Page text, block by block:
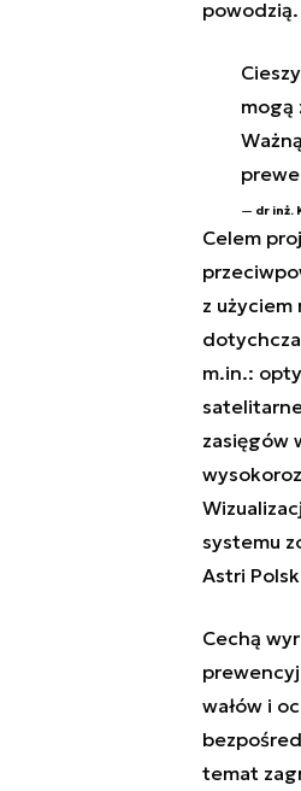
powodzią.
mogą
dr inż.
Celem
z
m.in.:
zasięgów
systemu
Astri
Cechą
wałów i
temat